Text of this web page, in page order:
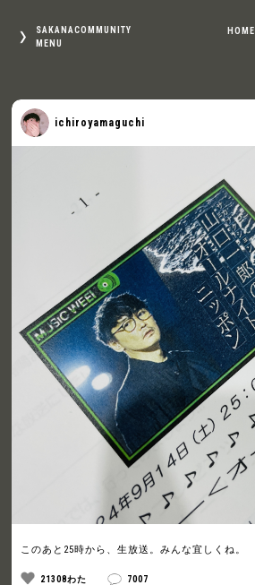
SAKANACOMMUNITY
MENU
HOME
ichiroyamaguchi
このあと25時から、生放送。みんな宜しくね。
21308わた 7007